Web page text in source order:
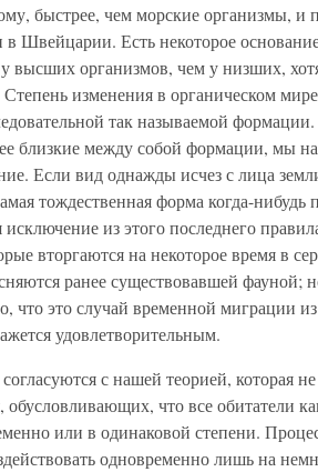
быстрее, чем морские организмы, и
в Швейцарии. Есть некоторое
высших организмов, чем у низших,
изменения в органическом
так называемой
близкие между собой формации, мы
Если вид однажды исчез с лица
тождественная форма когда-нибудь
из этого последнего
вторгаются на некоторое время в
ранее существовавшей фауной;
что это случай временной миграции
удовлетворительным.
с нашей теорией, которая не
что все обитатели
или в одинаковой степени.
одновременно лишь на